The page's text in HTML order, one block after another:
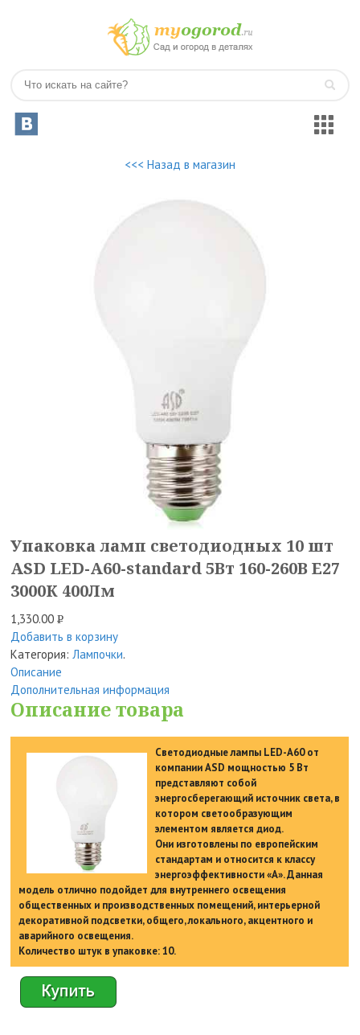
<<< Назад в магазин
Упаковка ламп светодиодных 10 шт
ASD LED-A60-standard 5Вт 160-260В Е27
3000К 400Лм
1,330.00Р
УБ.
Добавить в корзину
Категория:Лампочки.
Описание
Дополнительная информация
Описание товара
Светодиодные лампы LED-A60 от
компании ASD мощностью 5 Вт
представляют собой
энергосберегающий источник света, в
котором светообразующим
элементом является диод.
Они изготовлены по европейским
стандартам и относится к классу
энергоэффективности «А». Данная
модель отлично подойдет для внутреннего освещения
общественных и производственных помещений, интерьерной
декоративной подсветки, общего, локального, акцентного и
аварийного освещения.
Количество штук в упаковке: 10.